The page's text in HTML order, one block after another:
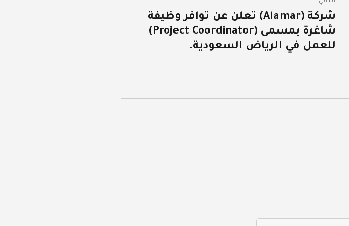
المقالة
التالية:
شركة (Alamar) تعلن عن توافر وظيفة
شاغرة بمسمى (Project Coordinator)
للعمل في الرياض السعودية.